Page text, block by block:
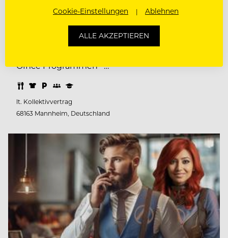
Erfahrung in den Schlachten der Lohn- und
Gehaltsbuchhaltung sowie Kenntnisse im
Lohnsteuer- und Sozialversicherungsrecht
Office Programmen –…
lt. Kollektivvertrag
68163 Mannheim, Deutschland
Cookie-Einstellungen Ablehnen
ALLE AKZEPTIEREN